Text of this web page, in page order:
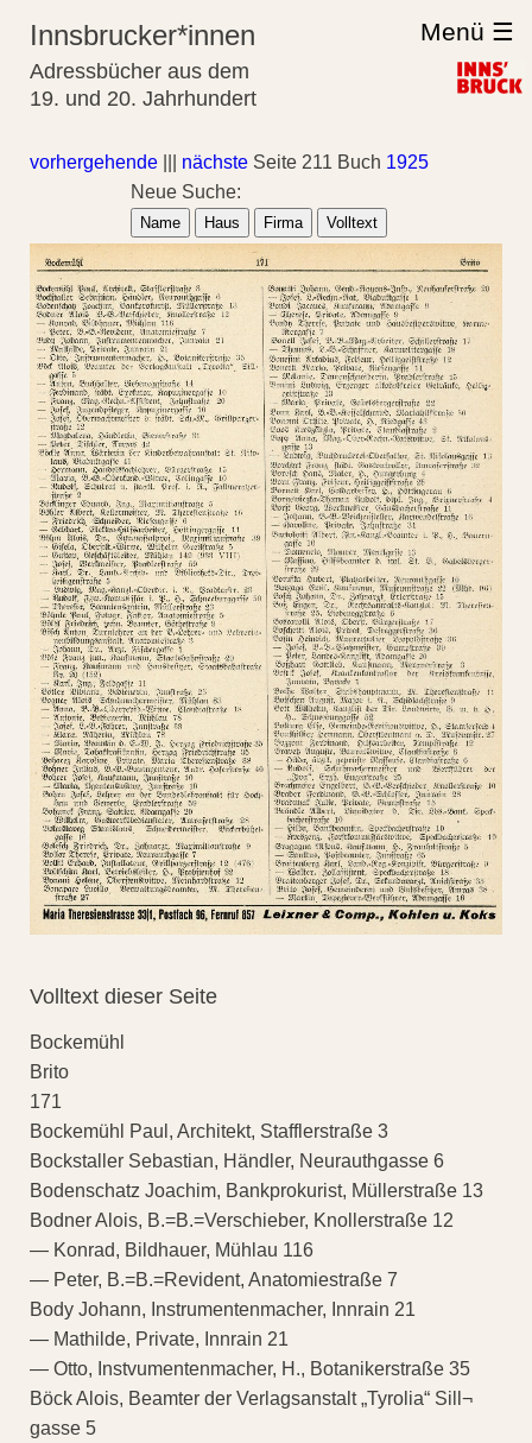
Innsbrucker*innen
Adressbücher aus dem
19. und 20. Jahrhundert
Menü ☰
vorhergehende nächste Seite 211 Buch 1925
Neue Suche:
Name Haus Firma Volltext
Volltext dieser Seite
Bockemühl
Brito
171
Bockemühl Paul, Architekt, Stafflerstraße 3
Bockstaller Sebastian, Händler, Neurauthgasse 6
Bodenschatz Joachim, Bankprokurist, Müllerstraße 13
Bodner Alois, B.=B.=Verschieber, Knollerstraße 12
— Konrad, Bildhauer, Mühlau 116
— Peter, B.=B.=Revident, Anatomiestraße 7
Body Johann, Instrumentenmacher, Innrain 21
— Mathilde, Private, Innrain 21
— Otto, Instvumentenmacher, H., Botanikerstraße 35
Böck Alois, Beamter der Verlagsanstalt „Tyrolia“ Sill¬
gasse 5